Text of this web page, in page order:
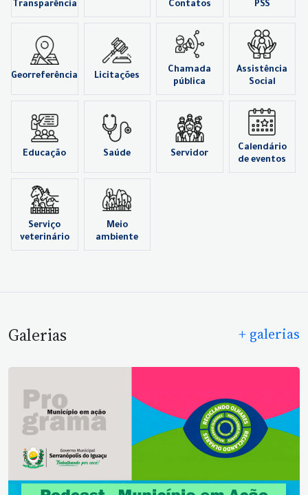
Transparência Contatos PSS
Georreferência Licitações
Chamada
pública
Assistência
Social
Educação Saúde Servidor
Calendário
de eventos
Serviço
veterinário
Meio
ambiente
Galerias + galerias